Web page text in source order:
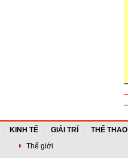
KINH TẾ GIẢI TRÍ THỂ THAO
Thế giới